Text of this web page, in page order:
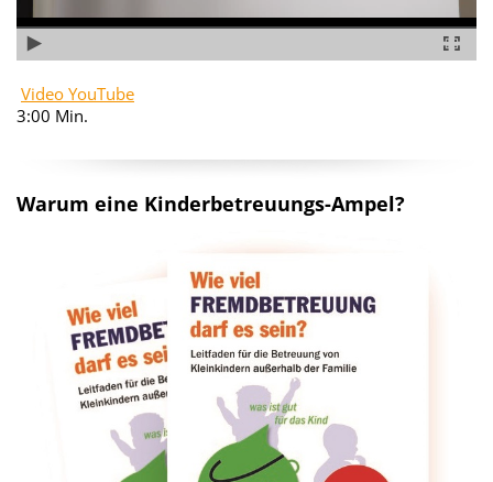
Video YouTube
3:00 Min.
Warum eine Kinderbetreuungs-Ampel?